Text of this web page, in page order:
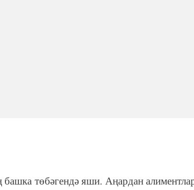
башка төбәгендә яши. Аңардан